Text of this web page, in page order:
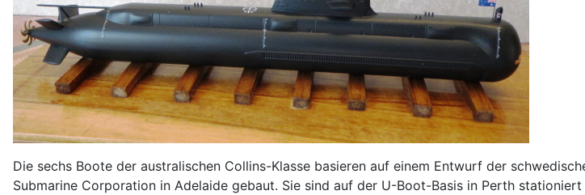
Die sechs Boote der australischen Collins-Klasse basieren auf einem Entwurf der
Submarine Corporation in Adelaide gebaut. Sie sind auf der U-Boot-Basis in Perth